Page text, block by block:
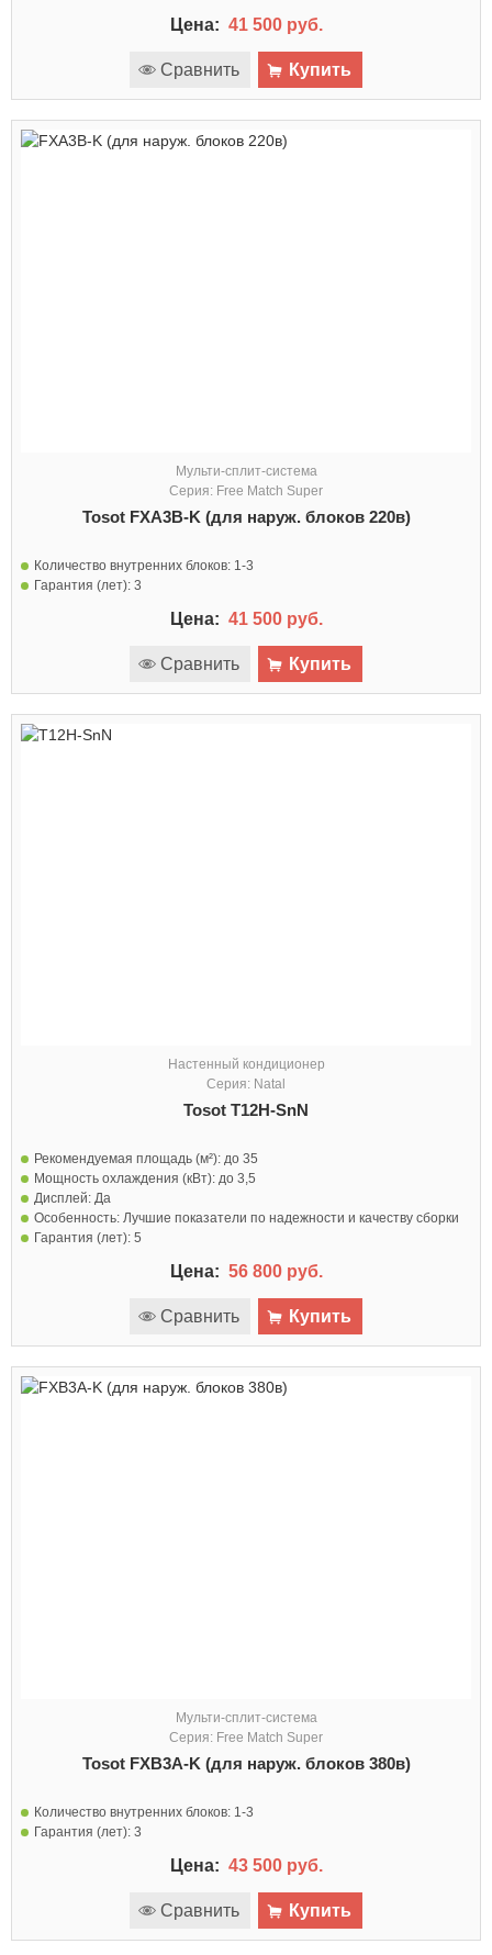
Цена: 41 500 руб.
Сравнить Купить
Мульти-сплит-система
Серия: Free Match Super
Tosot FXA3B-K (для наруж. блоков 220в)
Количество внутренних блоков: 1-3
Гарантия (лет): 3
Цена: 41 500 руб.
Сравнить Купить
Настенный кондиционер
Серия: Natal
Tosot T12H-SnN
Рекомендуемая площадь (м²): до 35
Мощность охлаждения (кВт): до 3,5
Дисплей: Да
Особенность: Лучшие показатели по надежности и качеству сборки
Гарантия (лет): 5
Цена: 56 800 руб.
Сравнить Купить
Мульти-сплит-система
Серия: Free Match Super
Tosot FXB3A-K (для наруж. блоков 380в)
Количество внутренних блоков: 1-3
Гарантия (лет): 3
Цена: 43 500 руб.
Сравнить Купить